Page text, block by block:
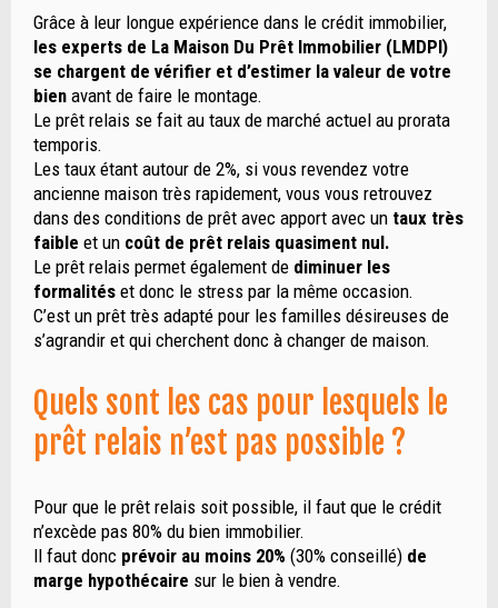
Grâce à leur longue expérience dans le crédit immobilier,
les experts de La Maison Du Prêt Immobilier (LMDPI)
se chargent de vérifier et d’estimer la valeur de votre
bien avant de faire le montage.
Le prêt relais se fait au taux de marché actuel au prorata
temporis.
Les taux étant autour de 2%, si vous revendez votre
ancienne maison très rapidement, vous vous retrouvez
dans des conditions de prêt avec apport avec un taux très
faible et un coût de prêt relais quasiment nul.
Le prêt relais permet également de diminuer les
formalités et donc le stress par la même occasion.
C’est un prêt très adapté pour les familles désireuses de
s’agrandir et qui cherchent donc à changer de maison.
Quels sont les cas pour lesquels le
prêt relais n’est pas possible ?
Pour que le prêt relais soit possible, il faut que le crédit
n’excède pas 80% du bien immobilier.
Il faut donc prévoir au moins 20% (30% conseillé) de
marge hypothécaire sur le bien à vendre.